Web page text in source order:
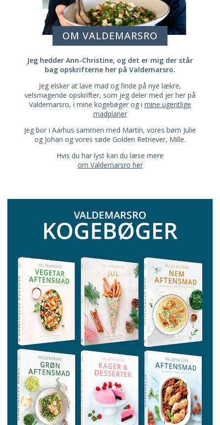
OM VALDEMARSRO
Jeg hedder Ann-Christine, og det er mig der står
bag opskrifterne her på Valdemarsro.
Jeg elsker at lave mad og finde på nye lækre,
velsmagende opskrifter, som jeg deler med jer her på
Valdemarsro, i mine kogebøger og i mine ugentlige
madplaner
Jeg bor i Aarhus sammen med Martin, vores børn Julie
og Johan og vores søde Golden Retriever, Mille.
Hvis du har lyst kan du læse mere
om Valdemarsro her